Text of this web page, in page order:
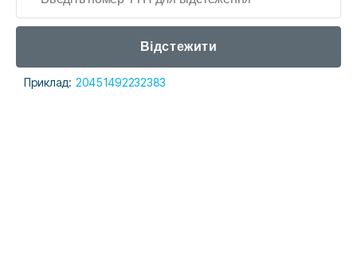
Відстежити
Приклад: 20451492232383